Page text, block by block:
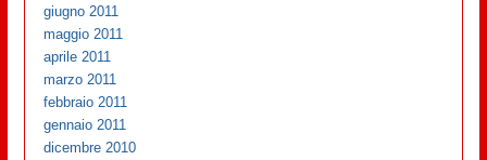
giugno 2011
maggio 2011
aprile 2011
marzo 2011
febbraio 2011
gennaio 2011
dicembre 2010